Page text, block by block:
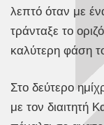
λεπτό όταν με
τράνταξε το
καλύτερη φάση
Στο δεύτερο
με τον διαιτητή